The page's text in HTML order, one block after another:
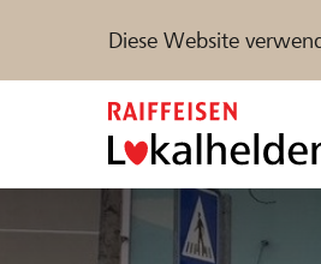
Diese Website
Unterstützen